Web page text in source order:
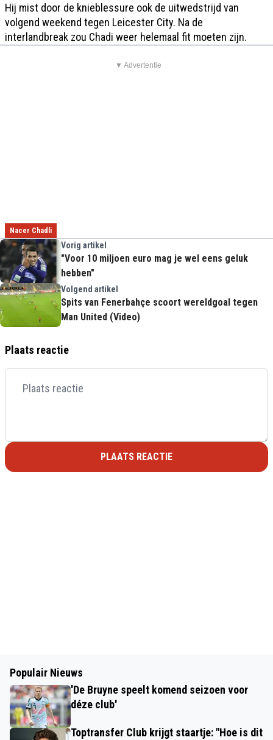
Hij mist door de knieblessure ook de uitwedstrijd van
volgend weekend tegen Leicester City. Na de
interlandbreak zou Chadi weer helemaal fit moeten zijn.
▼ Advertentie
Nacer Chadli
Vorig artikel
"Voor 10 miljoen euro mag je wel eens geluk
hebben"
Volgend artikel
Spits van Fenerbahçe scoort wereldgoal tegen
Man United (Video)
Plaats reactie
PLAATS REACTIE
Populair Nieuws
'De Bruyne speelt komend seizoen voor
déze club'
Toptransfer Club krijgt staartje: "Hoe is dit